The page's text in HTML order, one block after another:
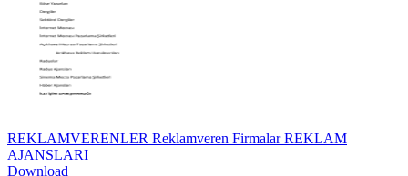
REKLAMVERENLER Reklamveren Firmalar REKLAM
AJANSLARI
Download